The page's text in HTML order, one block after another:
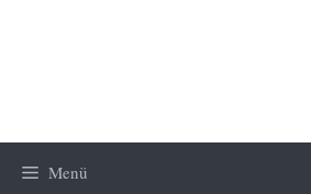
Menü